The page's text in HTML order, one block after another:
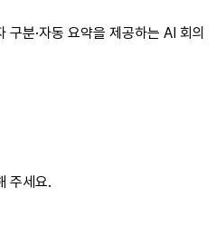
분·자동 요약을 제공하는 AI 회의
주세요.